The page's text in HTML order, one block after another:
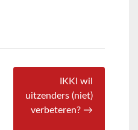
IKKI wil
uitzenders (niet)
verbeteren? →